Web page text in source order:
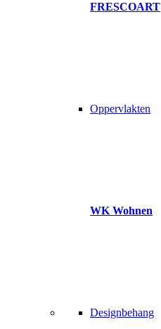
FRESCOART
Oppervlakten
WK Wohnen
Designbehang